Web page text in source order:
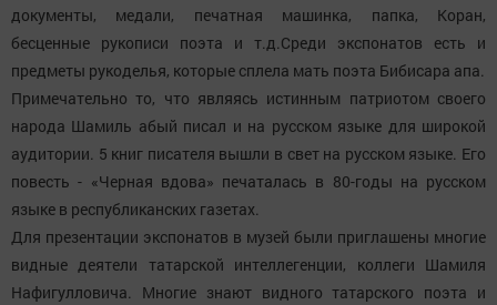
документы, медали, печатная машинка, папка, Коран,
бесценные рукописи поэта и т.д.Среди экспонатов есть и
предметы рукоделья, которые сплела мать поэта Бибисара апа.
Примечательно то, что являясь истинным патриотом своего
народа Шамиль абый писал и на русском языке для широкой
аудитории. 5 книг писателя вышли в свет на русском языке. Его
повесть - «Черная вдова» печаталась в 80-годы на русском
языке в республиканских газетах.
Для презентации экспонатов в музей были приглашены многие
видные деятели татарской интеллегенции, коллеги Шамиля
Нафигулловича. Многие знают видного татарского поэта и